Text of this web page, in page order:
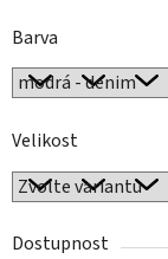
Barva
Velikost
Dostupnost